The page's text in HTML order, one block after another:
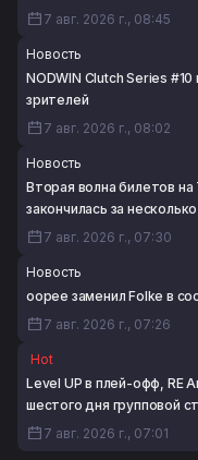
7 авг. 2026 г., 08:45
Новость
NODWIN Clutch Series
зрителей
7 авг. 2026 г., 08:02
Новость
Вторая волна билетов
закончилась за
7 авг. 2026 г., 07:30
Новость
oopee заменил Folke в
7 авг. 2026 г., 07:26
Hot
Level UP в плей-офф, RE
шестого дня групповой
7 авг. 2026 г., 07:01